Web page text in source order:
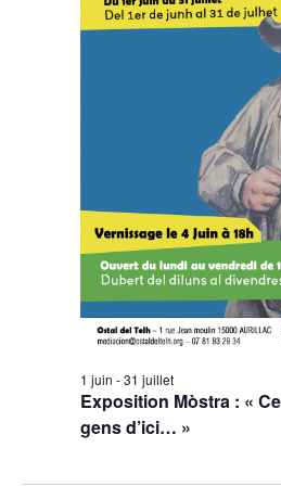
Exposition Mòstra : «
gens d’ici… »
1 juin -31 juillet